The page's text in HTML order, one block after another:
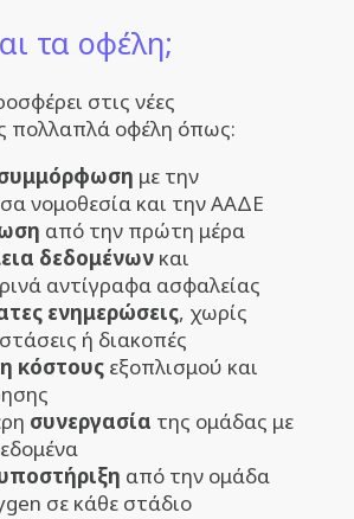
τα οφέλη;
στις νέες
πολλαπλά οφέλη όπως:
με την
νομοθεσία και την ΑΑΔΕ
από την πρώτη μέρα
δεδομένων και
αντίγραφα ασφαλείας
ενημερώσεις, χωρίς
ή διακοπές
κόστους εξοπλισμού και
συνεργασία της ομάδας με
από την ομάδα
σε κάθε στάδιο